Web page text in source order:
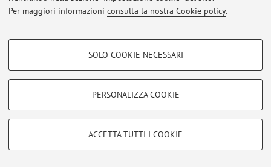
Per maggiori informazioni consulta la nostra Cookie policy.
COOKIE DI PROFILAZIONE - FACOLTATIVI
COOKIE TECNICI - NECESSARI
Si tratta di cookie tecnici utilizzati, a titolo esemplificativo, per il corretto
SOLO COOKIE NECESSARI
PERSONALIZZA COOKIE
ACCETTA TUTTI I COOKIE
Area riservata
per gestire tutti i contenuti del sito.
© 2026 - ALMA MATER STUDIORUM - Università di Bologna - Via
Zamboni, 33 - 40126 Bologna - Partita IVA: 01131710376
Privacy|Note legali|Impostazioni Cookie